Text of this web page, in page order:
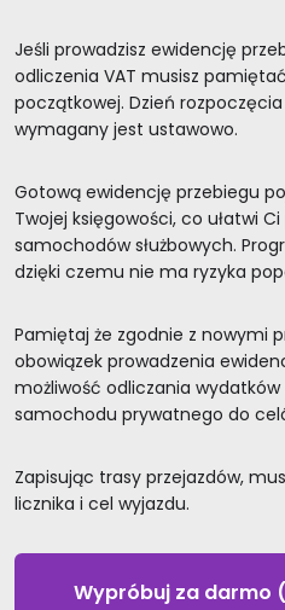
Jeśli prowadzisz ewidencję
odliczenia VAT musisz
początkowej. Dzień
wymagany jest ustawowo.
Gotową ewidencję przebiegu
Twojej księgowości, co ułatwi
samochodów służbowych.
dzięki czemu nie ma ryzyka
Pamiętaj że zgodnie z nowymi
obowiązek prowadzenia
możliwość odliczania
samochodu prywatnego do
Zapisując trasy przejazdów,
licznika i cel wyjazdu.
Wypróbuj za darmo